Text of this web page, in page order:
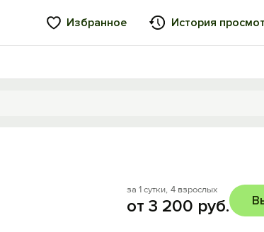
Избранное История
за 1 сутки, 4 взрослых
от 3 200 руб.